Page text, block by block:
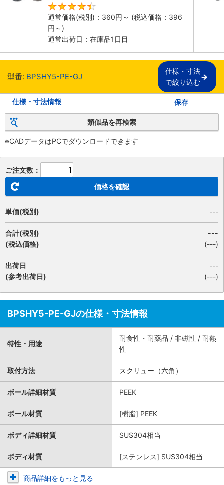
通常価格(税別)： 360円 ～ (税込価格： 396
円 ～)
通常出荷日：在庫品1日目
型番: BPSHY5-PE-GJ
仕様・寸法
で絞り込む
仕様・寸法情報 保存
類似品を再検索
※CADデータはPCでダウンロードできます
ご注文数：
価格を確認
単価(税別) ---
合計(税別)
(税込価格)
---
(---)
出荷日
(参考出荷日)
---
(---)
BPSHY5-PE-GJの仕様・寸法情報
特性・用途
耐食性・耐薬品 / 非磁性 / 耐熱
性
取付方法 スクリュー（六角）
ボール詳細材質 PEEK
ボール材質 [樹脂] PEEK
ボディ詳細材質 SUS304相当
ボディ材質 [ステンレス] SUS304相当
商品詳細をもっと見る